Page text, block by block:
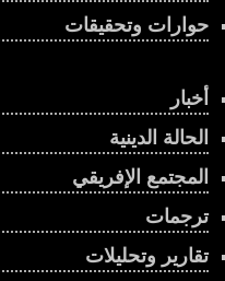
حوارات وتحقيقات
أخبار
الحالة الدينية
المجتمع الإفريقي
ترجمات
تقارير وتحليلات